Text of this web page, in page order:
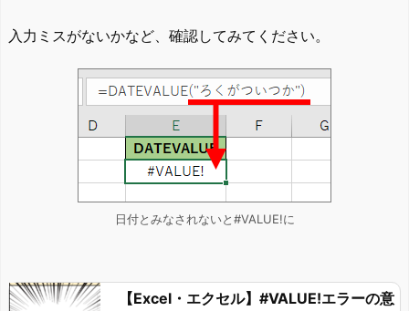
入力ミスがないかなど、確認してみてください。
日付とみなされないと#VALUE!に
【Excel・エクセル】#VALUE!エラーの意